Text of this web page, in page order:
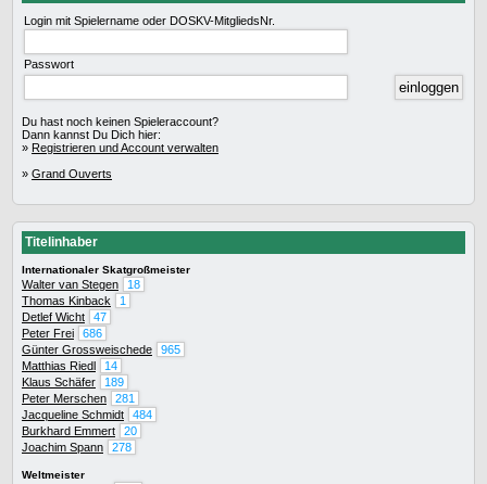
Login mit Spielername oder DOSKV-MitgliedsNr.
Passwort
Du hast noch keinen Spieleraccount?
Dann kannst Du Dich hier:
» Registrieren und Account verwalten
» Grand Ouverts
Titelinhaber
Internationaler Skatgroßmeister
Walter van Stegen
18
Thomas Kinback
1
Detlef Wicht
47
Peter Frei
686
Günter Grossweischede
965
Matthias Riedl
14
Klaus Schäfer
189
Peter Merschen
281
Jacqueline Schmidt
484
Burkhard Emmert
20
Joachim Spann
278
Weltmeister